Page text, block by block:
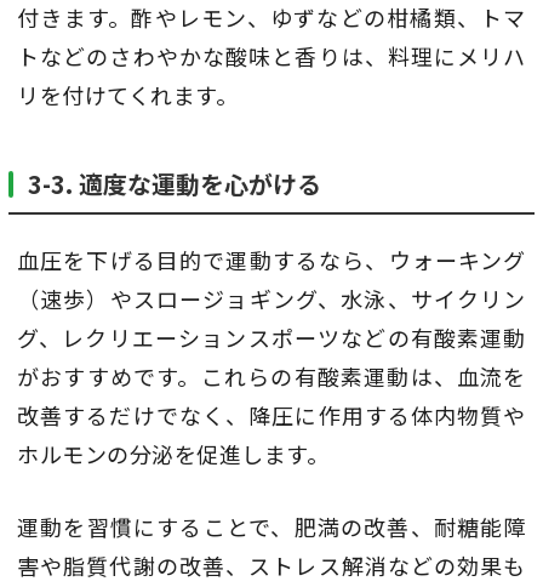
付きます。酢やレモン、ゆずなどの柑橘類、トマ
トなどのさわやかな酸味と香りは、料理にメリハ
リを付けてくれます。
3-3. 適度な運動を心がける
血圧を下げる目的で運動するなら、ウォーキング
（速歩）やスロージョギング、水泳、サイクリン
グ、レクリエーションスポーツなどの有酸素運動
がおすすめです。これらの有酸素運動は、血流を
改善するだけでなく、降圧に作用する体内物質や
ホルモンの分泌を促進します。
運動を習慣にすることで、肥満の改善、耐糖能障
害や脂質代謝の改善、ストレス解消などの効果も